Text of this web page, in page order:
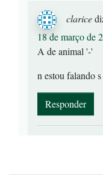
clarice
18 de março de
A de animal '-'
n estou falando
Responder